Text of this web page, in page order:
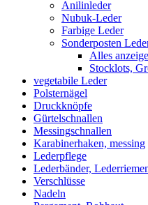
Anilinleder
Nubuk-Leder
Farbige Leder
Sonderposten
Alles
Stocklots,
vegetabile Leder
Polsternägel
Druckknöpfe
Gürtelschnallen
Messingschnallen
Karabinerhaken, messing
Lederpflege
Lederbänder,
Verschlüsse
Nadeln